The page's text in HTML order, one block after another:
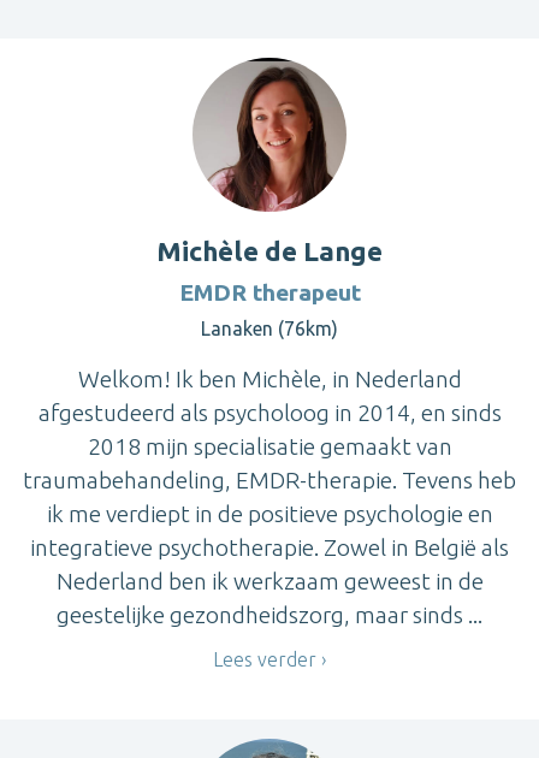
Michèle de Lange
EMDR therapeut
Lanaken (76km)
Welkom! Ik ben Michèle, in Nederland
afgestudeerd als psycholoog in 2014, en sinds
2018 mijn specialisatie gemaakt van
traumabehandeling, EMDR-therapie. Tevens heb
ik me verdiept in de positieve psychologie en
integratieve psychotherapie. Zowel in België als
Nederland ben ik werkzaam geweest in de
geestelijke gezondheidszorg, maar sinds ...
Lees verder